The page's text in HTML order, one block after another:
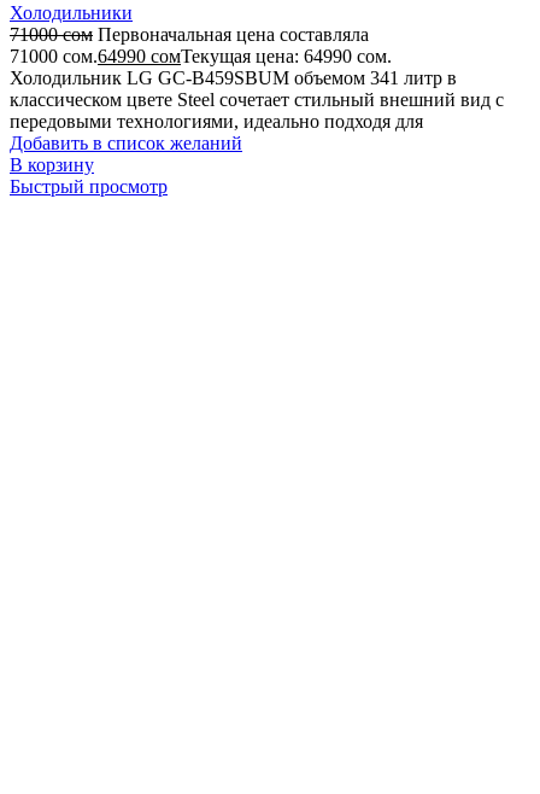
Холодильники
71000сом Первоначальная цена составляла
71000 сом.64990 сомТекущая цена: 64990 сом.
Холодильник LG GC-B459SBUM объемом 341 литр в
классическом цвете Steel сочетает стильный внешний вид с
передовыми технологиями, идеально подходя для
Добавить в список желаний
В корзину
Быстрый просмотр